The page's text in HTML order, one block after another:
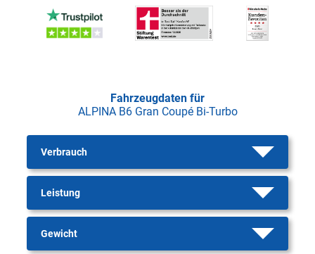
Fahrzeugdaten für
ALPINA B6 Gran Coupé Bi-Turbo
Verbrauch
Leistung
Gewicht